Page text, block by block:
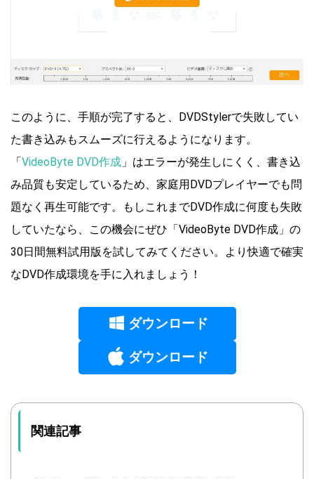
このように、手順が完了すると、DVDStylerで失敗してい
た書き込みもスムーズに行えるようになります。
「VideoByte DVD作成 」はエラーが発生しにくく、書き込
み品質も安定しているため、家庭用DVDプレイヤーでも問
題なく再生可能です。もしこれまでDVD作成に何度も失敗
していたなら、この機会にぜひ「VideoByte DVD作成」の
30日間無料試用版を試してみてください。より快適で確実
なDVD作成環境を手に入れましょう！
ダウンロード
ダウンロード
関連記事